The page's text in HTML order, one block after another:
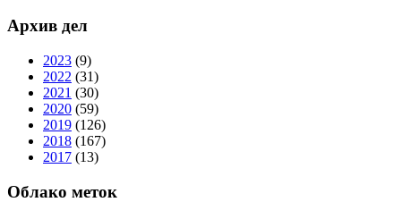
Архив дел
2023 (9)
2022 (31)
2021 (30)
2020 (59)
2019 (126)
2018 (167)
2017 (13)
Облако меток